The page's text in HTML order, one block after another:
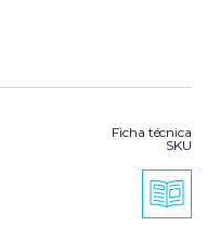
Ficha técnica
SKU